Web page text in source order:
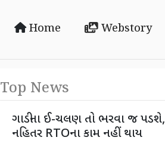
Home Webstory
Top News
ગાડીના ઈ-ચલણ તો ભરવા જ પડશે,
નહિતર RTOના કામ નહીં થાય